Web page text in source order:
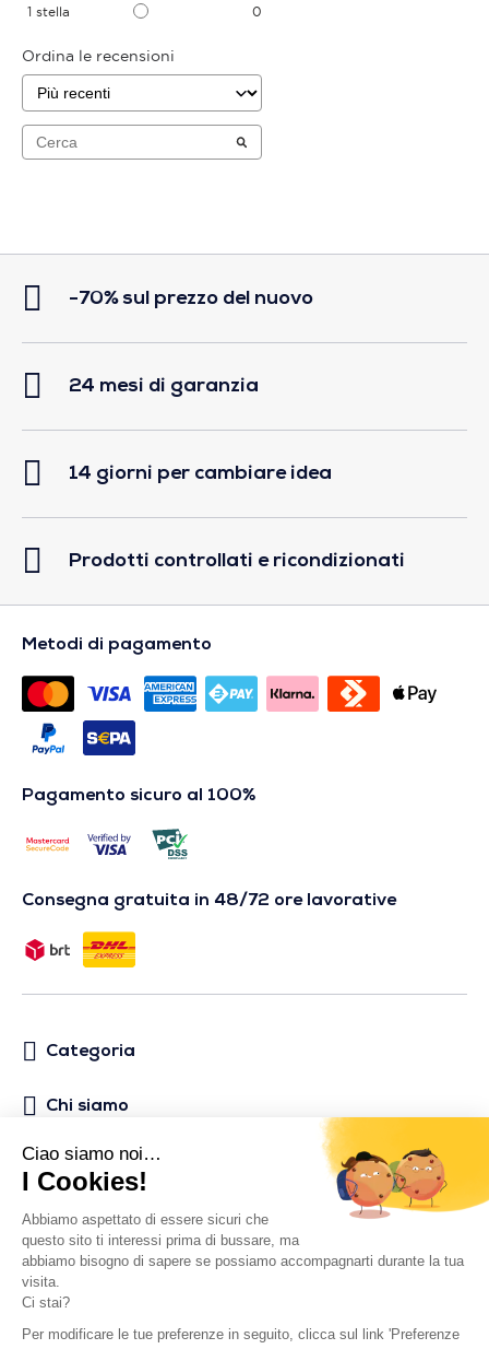
1 stella 0
Ordina le recensioni
-70% sul prezzo del nuovo
24 mesi di garanzia
14 giorni per cambiare idea
Prodotti controllati e ricondizionati
Metodi di pagamento
Pagamento sicuro al 100%
Consegna gratuita in 48/72 ore lavorative
Categoria
Chi siamo
Aiuto
Social media